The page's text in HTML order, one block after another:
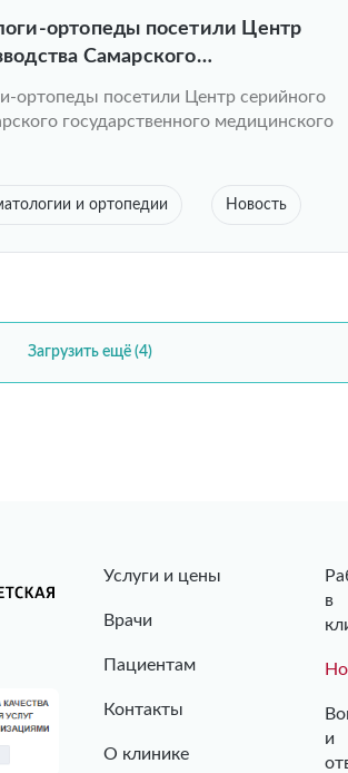
ортопеды посетили Центр
Самарского
ортопеды посетили Центр серийного
государственного медицинского
и ортопедии Новость
Загрузить ещё (4)
Услуги и цены
Врачи
Пациентам
Контакты
О клинике
в
и